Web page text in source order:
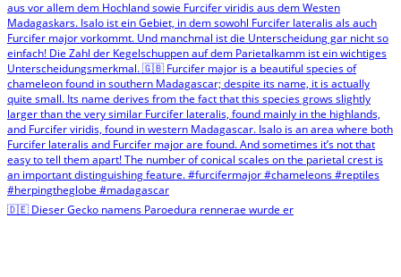
🇩🇪 Dieser Gecko namens Paroedura rennerae wurde er